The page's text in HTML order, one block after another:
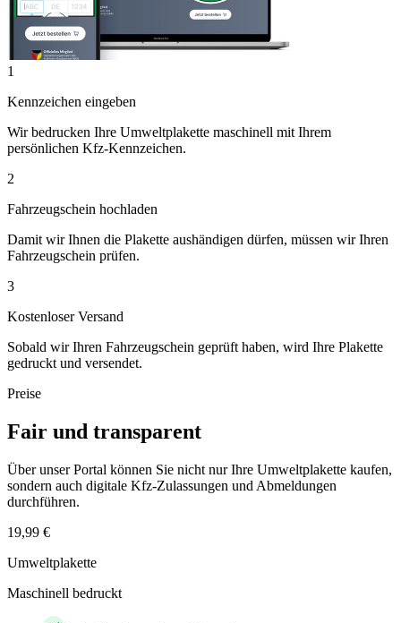
1
Kennzeichen eingeben
Wir bedrucken Ihre Umweltplakette maschinell mit Ihrem
persönlichen Kfz-Kennzeichen.
2
Fahrzeugschein hochladen
Damit wir Ihnen die Plakette aushändigen dürfen, müssen wir Ihren
Fahrzeugschein prüfen.
3
Kostenloser Versand
Sobald wir Ihren Fahrzeugschein geprüft haben, wird Ihre Plakette
gedruckt und versendet.
Preise
Fair und transparent
Über unser Portal können Sie nicht nur Ihre Umweltplakette kaufen,
sondern auch digitale Kfz-Zulassungen und Abmeldungen
durchführen.
19,99 €
Umweltplakette
Maschinell bedruckt